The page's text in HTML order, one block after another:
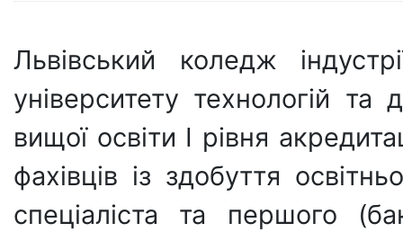
Львівський коледж
університету технологій
вищої освіти Ι рівня
фахівців із здобуття
спеціаліста та першого